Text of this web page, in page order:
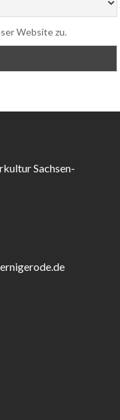
Website zu.
Sachsen-